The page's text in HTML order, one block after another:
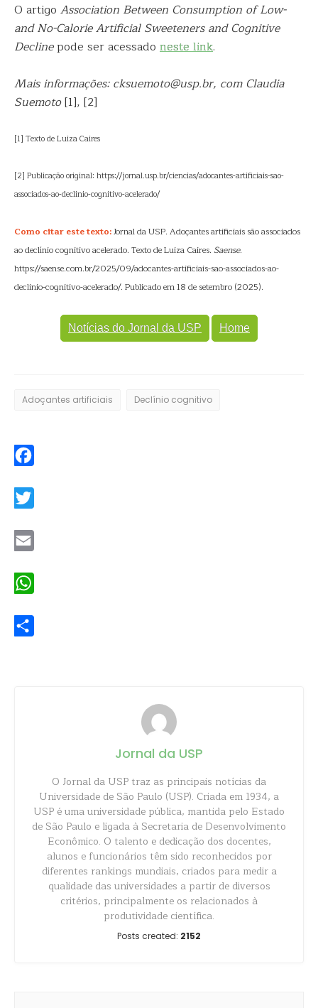
O artigo Association Between Consumption of Low-
and No-Calorie Artificial Sweeteners and Cognitive
Declinepode ser acessado neste link.
Mais informações: cksuemoto@usp.br, com Claudia
Suemoto[1], [2]
[1] Texto de Luiza Caires
[2] Publicação original: https://jornal.usp.br/ciencias/adocantes-artificiais-sao-
associados-ao-declinio-cognitivo-acelerado/
Como citar este texto:Jornal da USP. Adoçantes artificiais são associados
ao declínio cognitivo acelerado. Texto de Luiza Caires. Saense.
https://saense.com.br/2025/09/adocantes-artificiais-sao-associados-ao-
declinio-cognitivo-acelerado/. Publicado em 18 de setembro (2025).
Notícias do Jornal da USP Home
Adoçantes artificiais Declínio cognitivo
Jornal da USP
O Jornal da USP traz as principais notícias da
Universidade de São Paulo (USP). Criada em 1934, a
USP é uma universidade pública, mantida pelo Estado
de São Paulo e ligada à Secretaria de Desenvolvimento
Econômico. O talento e dedicação dos docentes,
alunos e funcionários têm sido reconhecidos por
diferentes rankings mundiais, criados para medir a
qualidade das universidades a partir de diversos
critérios, principalmente os relacionados à
produtividade científica.
Posts created: 2152